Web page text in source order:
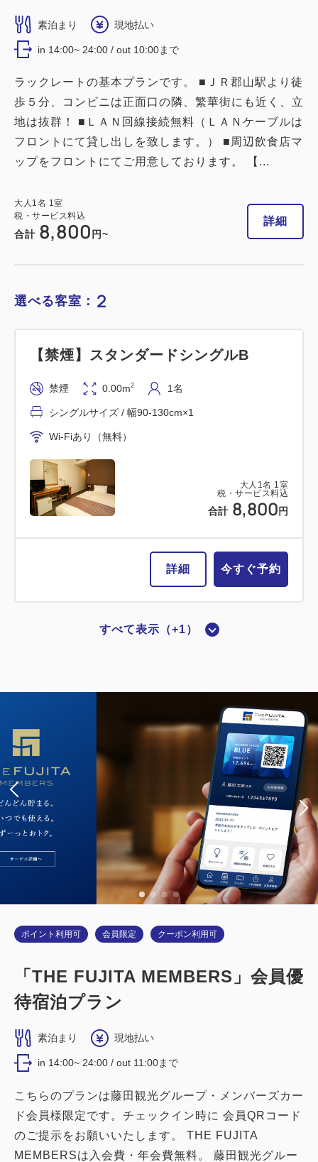
素泊まり 現地払い
in 14:00~ 24:00 / out 10:00まで
ラックレートの基本プランです。 ■ＪＲ郡山駅より徒
歩５分、コンビニは正面口の隣、繁華街にも近く、立
地は抜群！ ■ＬＡＮ回線接続無料（ＬＡＮケーブルは
フロントにて貸し出しを致します。） ■周辺飲食店マ
ップをフロントにてご用意しております。 【...
大人 1名 1室
税・サービス料込
合計 8,800 円~
詳細
選べる客室： 2
大人 1名 1室
税・サービス料込
合計 8,800 円
【禁煙】スタンダードシングルB
禁煙 0.00m2 1名
シングルサイズ / 幅90-130cm×1
Wi-Fiあり（無料）
詳細 今すぐ予約
大人 1名 1室
税・サービス料込
合計 8,800
詳細 今すぐ予約
すべて表示（+1）
ポイント利用可 会員限定 クーポン利用可
「THE FUJITA MEMBERS」会員優
待宿泊プラン
素泊まり 現地払い
in 14:00~ 24:00 / out 11:00まで
こちらのプランは藤田観光グループ・メンバーズカー
ド会員様限定です。チェックイン時に 会員QRコード
のご提示をお願いいたします。 THE FUJITA
MEMBERSは入会費・年会費無料。 藤田観光グルー